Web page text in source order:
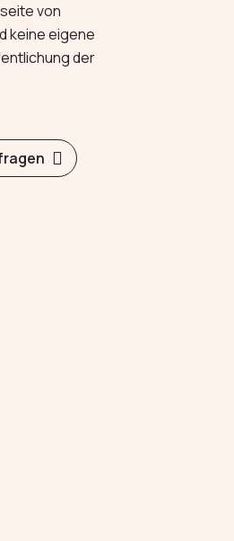
von
keine eigene
der